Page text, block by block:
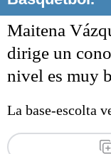
Maitena
dirige un
nivel es muy
La base-escolta